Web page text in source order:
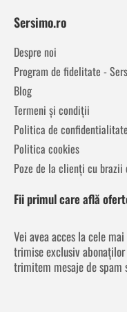
Sersimo.ro
Despre noi
Program de fidelitate -
Blog
Termeni și condiții
Politica de confidentialitate
Politica cookies
Poze de la clienți cu brazii
Fii primul care află
Vei avea acces la cele
trimise exclusiv
trimitem mesaje de spam